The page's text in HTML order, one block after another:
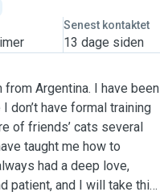
Senest kontaktet
13 dage siden
from Argentina. I have been
don’t have formal training
of friends’ cats several
taught me how to
had a deep love,
patient, and I will take this